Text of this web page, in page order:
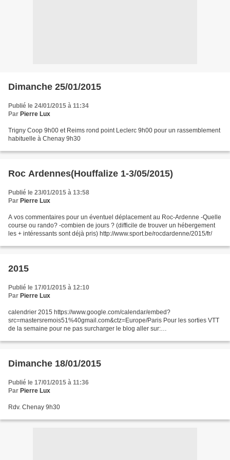
Dimanche 25/01/2015
Publié le 24/01/2015 à 11:34
Par Pierre Lux
Trigny Coop 9h00 et Reims rond point Leclerc 9h00 pour un rassemblement
habituelle à Chenay 9h30
Roc Ardennes(Houffalize 1-3/05/2015)
Publié le 23/01/2015 à 13:58
Par Pierre Lux
A vos commentaires pour un éventuel déplacement au Roc-Ardenne -Quelle
course ou rando? -combien de jours ? (difficile de trouver un hébergement
les + intéressants sont déjà pris) http://www.sport.be/rocdardenne/2015/fr/
2015
Publié le 17/01/2015 à 12:10
Par Pierre Lux
calendrier 2015 https://www.google.com/calendar/embed?
src=mastersremois51%40gmail.com&ctz=Europe/Paris Pour les sorties VTT
de la semaine pour ne pas surcharger le blog aller sur:
Dimanche 18/01/2015
Publié le 17/01/2015 à 11:36
Par Pierre Lux
Rdv. Chenay 9h30